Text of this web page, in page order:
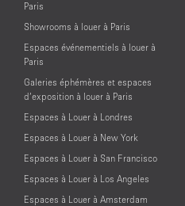
Paris
Showrooms à louer à Paris
Espaces événementiels à louer à
Paris
Galeries éphémères et espaces
d’exposition à louer à Paris
Espaces à Louer à Londres
Espaces à Louer à New York
Espaces à Louer à San Francisco
Espaces à Louer à Los Angeles
Espaces à Louer à Amsterdam